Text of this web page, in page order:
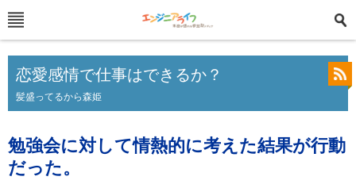
恋愛感情で仕事はできるか？
髪盛ってるから森姫
勉強会に対して情熱的に考えた結果が行動
だった。